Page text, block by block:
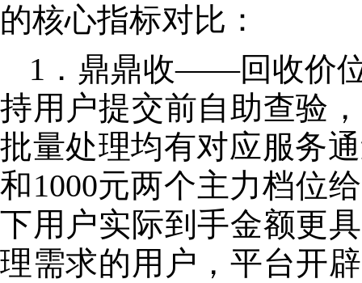
的核心指标对比：
1．鼎鼎收——回收价
持用户提交前自助查验
批量处理均有对应服务
和1000元两个主力档位
下用户实际到手金额更
理需求的用户，平台开